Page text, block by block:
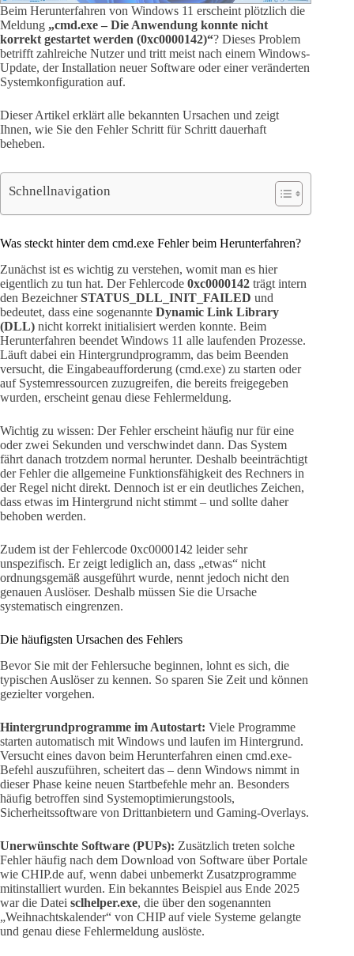
Beim Herunterfahren von Windows 11 erscheint plötzlich die
Meldung „cmd.exe – Die Anwendung konnte nicht
korrekt gestartet werden (0xc0000142)“? Dieses Problem
betrifft zahlreiche Nutzer und tritt meist nach einem Windows-
Update, der Installation neuer Software oder einer veränderten
Systemkonfiguration auf.
Dieser Artikel erklärt alle bekannten Ursachen und zeigt
Ihnen, wie Sie den Fehler Schritt für Schritt dauerhaft
beheben.
Schnellnavigation
Was steckt hinter dem cmd.exe Fehler beim Herunterfahren?
Zunächst ist es wichtig zu verstehen, womit man es hier
eigentlich zu tun hat. Der Fehlercode 0xc0000142 trägt intern
den BezeichnerSTATUS_DLL_INIT_FAILED und
bedeutet, dass eine sogenannte Dynamic Link Library
(DLL) nicht korrekt initialisiert werden konnte. Beim
Herunterfahren beendet Windows 11 alle laufenden Prozesse.
Läuft dabei ein Hintergrundprogramm, das beim Beenden
versucht, die Eingabeaufforderung (cmd.exe) zu starten oder
auf Systemressourcen zuzugreifen, die bereits freigegeben
wurden, erscheint genau diese Fehlermeldung.
Wichtig zu wissen: Der Fehler erscheint häufig nur für eine
oder zwei Sekunden und verschwindet dann. Das System
fährt danach trotzdem normal herunter. Deshalb beeinträchtigt
der Fehler die allgemeine Funktionsfähigkeit des Rechners in
der Regel nicht direkt. Dennoch ist er ein deutliches Zeichen,
dass etwas im Hintergrund nicht stimmt – und sollte daher
behoben werden.
Zudem ist der Fehlercode 0xc0000142 leider sehr
unspezifisch. Er zeigt lediglich an, dass „etwas“ nicht
ordnungsgemäß ausgeführt wurde, nennt jedoch nicht den
genauen Auslöser. Deshalb müssen Sie die Ursache
systematisch eingrenzen.
Die häufigsten Ursachen des Fehlers
Bevor Sie mit der Fehlersuche beginnen, lohnt es sich, die
typischen Auslöser zu kennen. So sparen Sie Zeit und können
gezielter vorgehen.
Hintergrundprogramme im Autostart: Viele Programme
starten automatisch mit Windows und laufen im Hintergrund.
Versucht eines davon beim Herunterfahren einen cmd.exe-
Befehl auszuführen, scheitert das – denn Windows nimmt in
dieser Phase keine neuen Startbefehle mehr an. Besonders
häufig betroffen sind Systemoptimierungstools,
Sicherheitssoftware von Drittanbietern und Gaming-Overlays.
Unerwünschte Software (PUPs): Zusätzlich treten solche
Fehler häufig nach dem Download von Software über Portale
wie CHIP.de auf, wenn dabei unbemerkt Zusatzprogramme
mitinstalliert wurden. Ein bekanntes Beispiel aus Ende 2025
war die Datei sclhelper.exe, die über den sogenannten
„Weihnachtskalender“ von CHIP auf viele Systeme gelangte
und genau diese Fehlermeldung auslöste.